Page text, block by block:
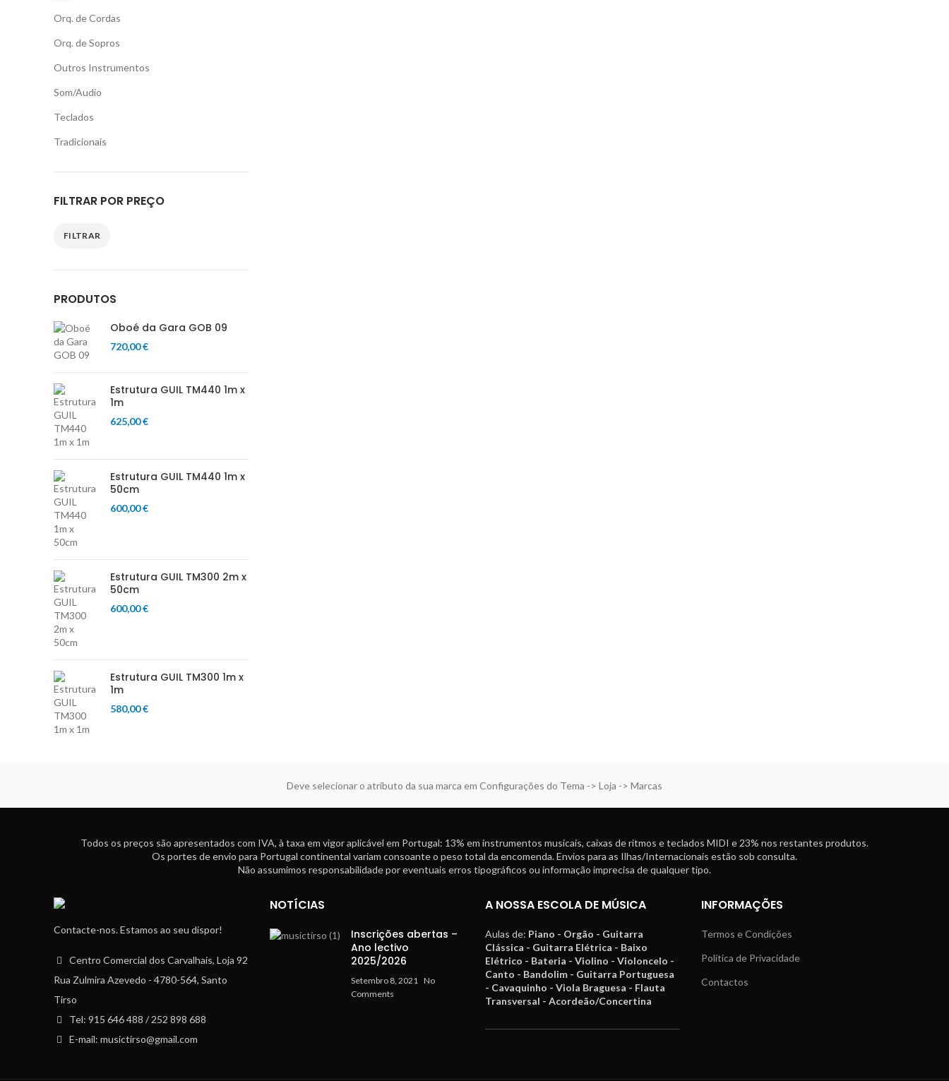
Orq. de Cordas
Orq. de Sopros
Outros Instrumentos
Som/Audio
Teclados
Tradicionais
FILTRAR POR PREÇO
FILTRAR
PRODUTOS
Oboé da Gara GOB 09
720,00€
Estrutura GUIL TM440 1m x
1m
625,00€
Estrutura GUIL TM440 1m x
50cm
600,00€
Estrutura GUIL TM300 2m x
50cm
600,00€
Estrutura GUIL TM300 1m x
1m
580,00€
Deve selecionar o atributo da sua marca em Configurações do Tema -> Loja -> Marcas
Todos os preços são apresentados com IVA, à taxa em vigor aplicável em Portugal: 13% em instrumentos musicais, caixas de ritmos e teclados MIDI e 23% nos restantes produtos.
Os portes de envio para Portugal continental variam consoante o peso total da encomenda. Envios para as Ilhas/Internacionais estão sob consulta.
Não assumimos responsabilidade por eventuais erros tipográficos ou informação imprecisa de qualquer tipo.
Contacte-nos. Estamos ao seu dispor!
Centro Comercial dos Carvalhais, Loja 92
Rua Zulmira Azevedo - 4780-564, Santo
Tirso
Tel: 915 646 488 / 252 898 688
E-mail: musictirso@gmail.com
NOTÍCIAS
Inscrições abertas –
Ano lectivo
2025/2026
Setembro 8, 2021 No
Comments
A NOSSA ESCOLA DE MÚSICA
Aulas de: Piano - Orgão - Guitarra
Clássica - Guitarra Elétrica - Baixo
Elétrico - Bateria - Violino - Violoncelo -
Canto - Bandolim - Guitarra Portuguesa
- Cavaquinho - Viola Braguesa - Flauta
Transversal - Acordeão/Concertina
INFORMAÇÕES
Termos e Condições
Política de Privacidade
Contactos